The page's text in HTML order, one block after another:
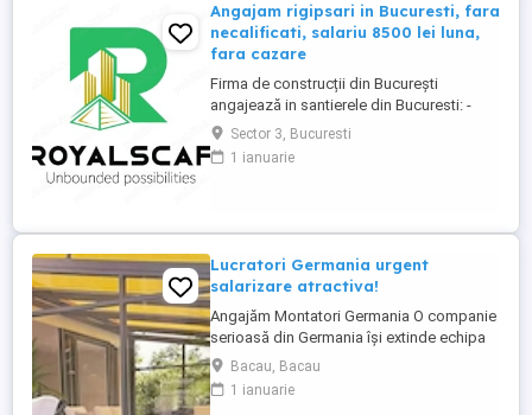
Angajam rigipsari in Bucuresti, fara
necalificati, salariu 8500 lei luna,
fara cazare
Firma de construcții din București
angajează in santierele din Bucuresti: -
RIGIPSAR si montator casetat Se ofera: -
angajare cu carte de munca - salariu de la
8500 lei luna în funcție de experienta, cu
intre salarii; - ...
Sector 3, Bucuresti
1 ianuarie
Lucratori Germania urgent
salarizare atractiva!
Angajăm Montatori Germania O companie
serioasă din Germania își extinde echipa
și caută minimum 2, ideal 4 montatori
pentru montajul de: acoperișuri pentru
terase; sisteme din aluminiu; sisteme
Bacau, Bacau
1 ianuarie